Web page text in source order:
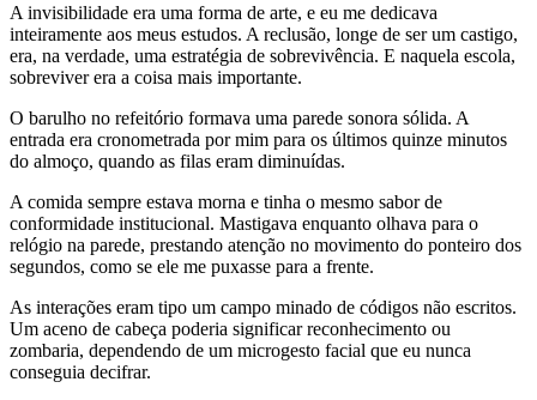
A invisibilidade era uma forma de arte, e eu me dedicava
inteiramente aos meus estudos. A reclusão, longe de ser um castigo,
era, na verdade, uma estratégia de sobrevivência. E naquela escola,
sobreviver era a coisa mais importante.
O barulho no refeitório formava uma parede sonora sólida. A
entrada era cronometrada por mim para os últimos quinze minutos
do almoço, quando as filas eram diminuídas.
A comida sempre estava morna e tinha o mesmo sabor de
conformidade institucional. Mastigava enquanto olhava para o
relógio na parede, prestando atenção no movimento do ponteiro dos
segundos, como se ele me puxasse para a frente.
As interações eram tipo um campo minado de códigos não escritos.
Um aceno de cabeça poderia significar reconhecimento ou
zombaria, dependendo de um microgesto facial que eu nunca
conseguia decifrar.